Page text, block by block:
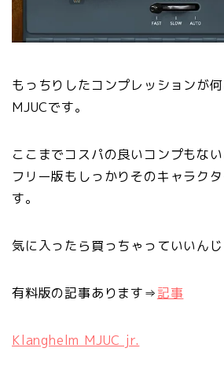
もっちりしたコンプレッションが
MJUCです。
ここまでコスパの良いコンプもない
フリー版もしっかりそのキャラク
す。
気に入ったら買っちゃっていいん
有料版の記事あります⇒記事
Klanghelm MJUC jr.